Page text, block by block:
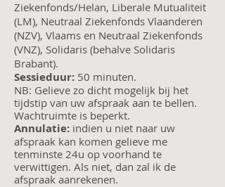
Ziekenfonds/Helan, Liberale Mutualiteit
(LM), Neutraal Ziekenfonds Vlaanderen
(NZV), Vlaams en Neutraal Ziekenfonds
(VNZ), Solidaris (behalve Solidaris
Brabant).
Sessieduur: 50 minuten.
NB: Gelieve zo dicht mogelijk bij het
tijdstip van uw afspraak aan te bellen.
Wachtruimte is beperkt.
Annulatie: indien u niet naar uw
afspraak kan komen gelieve me
tenminste 24u op voorhand te
verwittigen. Als niet, dan zal ik de
afspraak aanrekenen.